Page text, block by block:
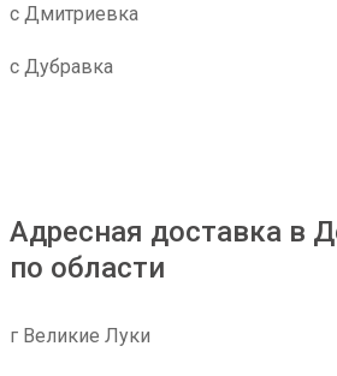
с Дмитриевка
с Дубравка
Адресная доставка в
по области
г Великие Луки